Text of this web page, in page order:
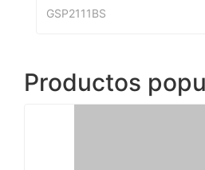
GSP2111BS
Productos